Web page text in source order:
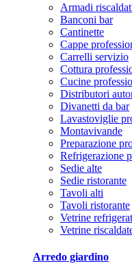
Armadi
Banconi bar
Cantinette
Cappe
Carrelli servizio
Cottura
Cucine
Distributori
Divanetti da bar
Lavastoviglie
Montavivande
Preparazione
Refrigerazione
Sedie alte
Sedie ristorante
Tavoli alti
Tavoli ristorante
Vetrine
Vetrine
Arredo giardino